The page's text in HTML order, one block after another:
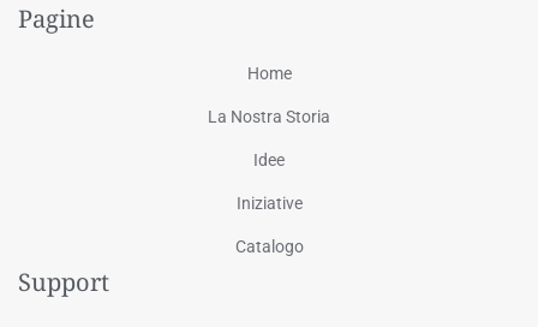
Pagine
Home
La Nostra Storia
Idee
Iniziative
Catalogo
Support